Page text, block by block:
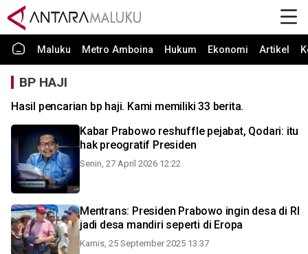
Maluku Metro Amboina Hukum Ekonomi Artikel
BP HAJI
Hasil pencarian bp haji. Kami memiliki 33 berita.
Kabar Prabowo reshuffle pejabat, Qodari: itu
hak preogratif Presiden
Senin, 27 April 2026 12:22
Mentrans: Presiden Prabowo ingin desa di RI
jadi desa mandiri seperti di Eropa
Kamis, 25 September 2025 13:37